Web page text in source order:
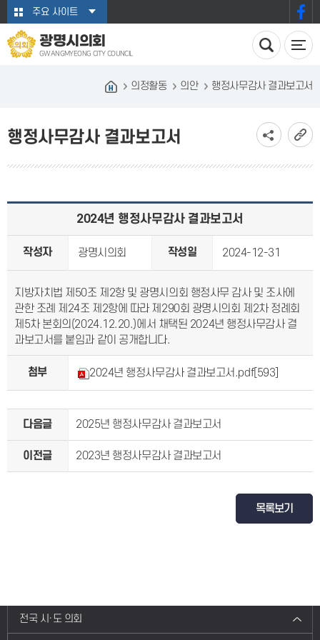
본문바로가기주요 사이트
광명시의회
GWANGMYEONG CITY COUNCIL
의정활동 의안 행정사무감사 결과보고서
행정사무감사 결과보고서
2024년 행정사무감사 결과보고서
작성자 광명시의회 작성일 2024-12-31
지방자치법 제50조 제2항 및 광명시의회 행정사무 감사 및 조사에
관한 조례 제24조 제2항에 따라 제290회 광명시의회 제2차 정례회
제5차 본회의(2024.12.20.)에서 채택된 2024년 행정사무감사 결
과보고서를 붙임과 같이 공개합니다.
첨부 2024년 행정사무감사 결과보고서.pdf[593]
다음글 2025년 행정사무감사 결과보고서
이전글 2023년 행정사무감사 결과보고서
목록보기
전국 시·도 의회